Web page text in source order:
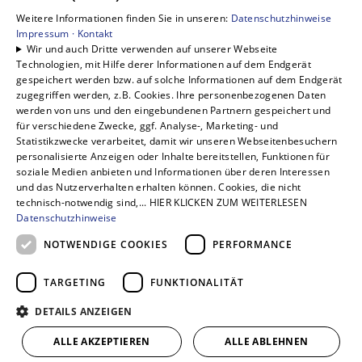
Gewerbekunden
Karriere
Unternehmen
Kontakt
Weitere Informationen finden Sie in unseren: Datenschutzhinweise
Impressum · Kontakt
Wir und auch Dritte verwenden auf unserer Webseite
Technologien, mit Hilfe derer Informationen auf dem Endgerät
gespeichert werden bzw. auf solche Informationen auf dem Endgerät
zugegriffen werden, z.B. Cookies. Ihre personenbezogenen Daten
werden von uns und den eingebundenen Partnern gespeichert und
für verschiedene Zwecke, ggf. Analyse-, Marketing- und
Statistikzwecke verarbeitet, damit wir unseren Webseitenbesuchern
personalisierte Anzeigen oder Inhalte bereitstellen, Funktionen für
soziale Medien anbieten und Informationen über deren Interessen
und das Nutzerverhalten erhalten können. Cookies, die nicht
technisch-notwendig sind,... HIER KLICKEN ZUM WEITERLESEN
Datenschutzhinweise
NOTWENDIGE COOKIES
PERFORMANCE
TARGETING FUNKTIONALITÄT
DETAILS ANZEIGEN
ALLE AKZEPTIEREN ALLE ABLEHNEN